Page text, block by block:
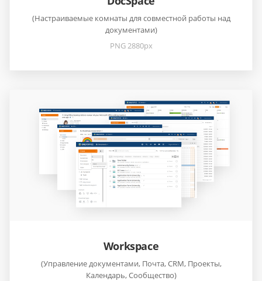
(Настраиваемые комнаты для совместной работы над
документами)
PNG 2880px
Workspace
(Управление документами, Почта, CRM, Проекты,
Календарь, Сообщество)